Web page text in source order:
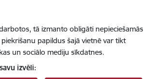
tā izmanto obligāti nepieciešamās
papildus šajā vietnē var tikt
un sociālo mediju sīkdatnes.
izvēli: